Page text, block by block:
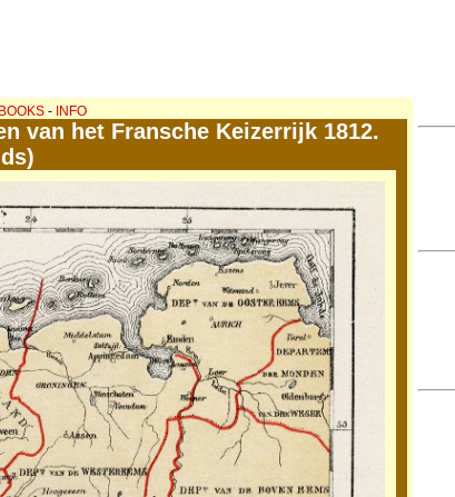
BOOKS - INFO
van het Fransche Keizerrijk 1812.